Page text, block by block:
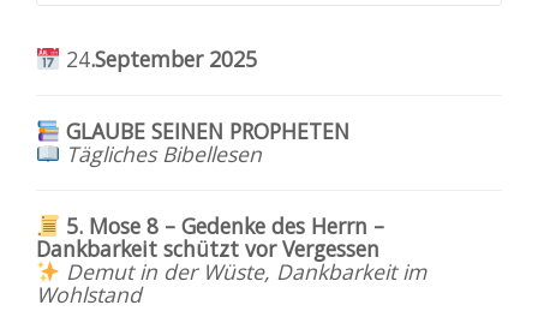
24.September 2025
GLAUBE SEINEN PROPHETEN
Tägliches Bibellesen
5. Mose 8 – Gedenke des Herrn –
Dankbarkeit schützt vor Vergessen
Demut in der Wüste, Dankbarkeit im
Wohlstand